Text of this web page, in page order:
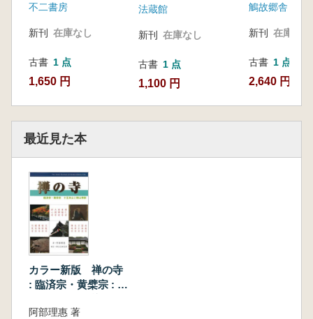
不二書房
新刊 在庫なし
古書 1 点
1,650 円
法蔵館
新刊 在庫なし
古書 1 点
1,100 円
鵤故郷舎
新刊 在庫なし
古書 1 点
2,640 円
最近見た本
カラー新版 禅の寺
: 臨済宗・黄檗宗 : 十
阿部理惠 著